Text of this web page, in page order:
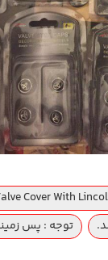
Cover With
توجه : پس